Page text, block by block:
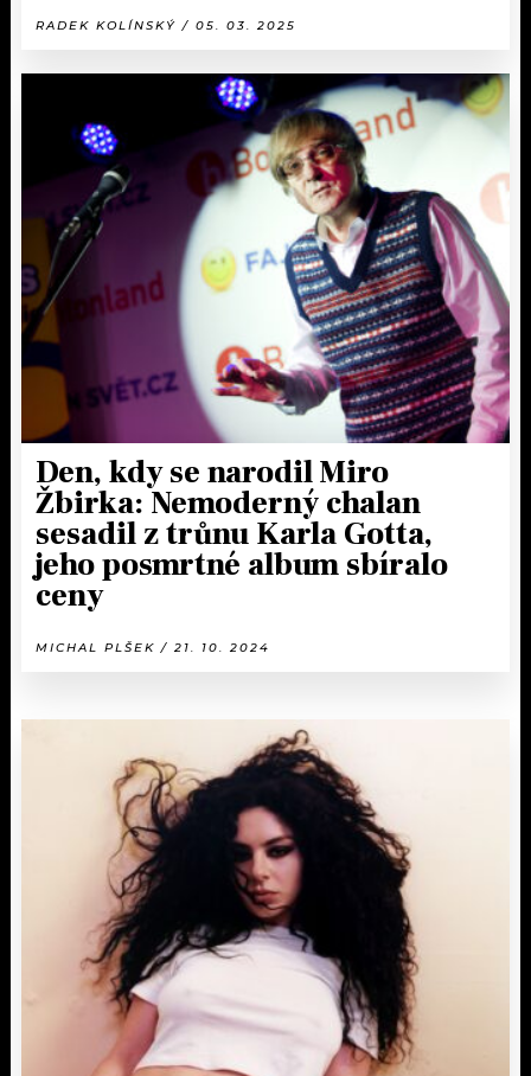
RADEK KOLÍNSKÝ / 05. 03. 2025
Den, kdy se narodil Miro
Žbirka: Nemoderný chalan
sesadil z trůnu Karla Gotta,
jeho posmrtné album sbíralo
ceny
MICHAL PLŠEK / 21. 10. 2024